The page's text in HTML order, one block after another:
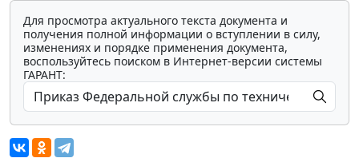
Для просмотра актуального текста документа и
получения полной информации о вступлении в силу,
изменениях и порядке применения документа,
воспользуйтесь поиском в Интернет-версии системы
ГАРАНТ: